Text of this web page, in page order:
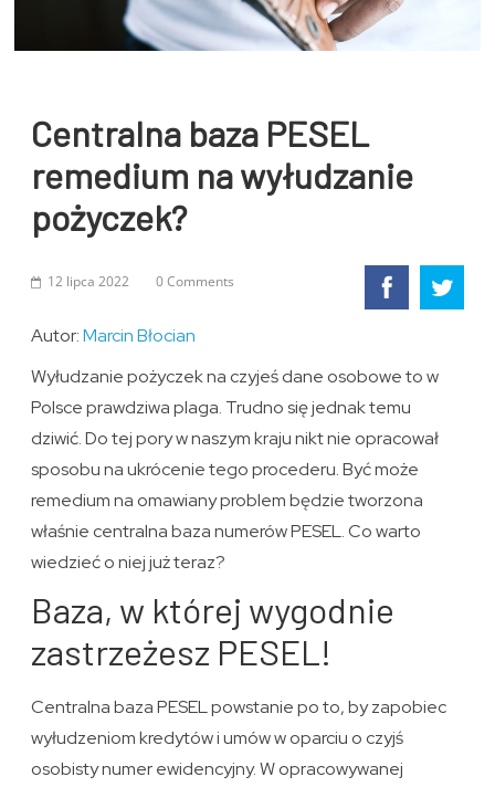
Centralna baza PESEL
remedium na wyłudzanie
pożyczek?
12 lipca 2022 0 Comments
Autor:Marcin Błocian
Wyłudzanie pożyczek na czyjeś dane osobowe to w
Polsce prawdziwa plaga. Trudno się jednak temu
dziwić. Do tej pory w naszym kraju nikt nie opracował
sposobu na ukrócenie tego procederu. Być może
remedium na omawiany problem będzie tworzona
właśnie centralna baza numerów PESEL. Co warto
wiedzieć o niej już teraz?
Baza, w której wygodnie
zastrzeżesz PESEL!
Centralna baza PESEL powstanie po to, by zapobiec
wyłudzeniom kredytów i umów w oparciu o czyjś
osobisty numer ewidencyjny. W opracowywanej